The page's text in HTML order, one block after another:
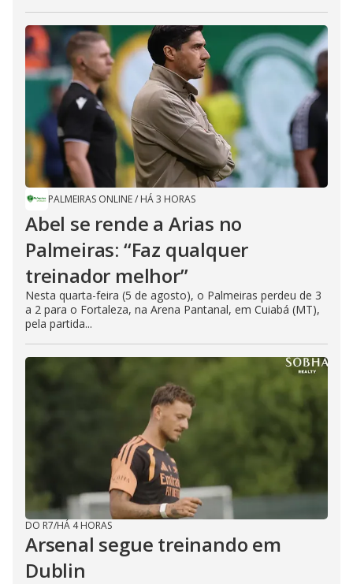
PALMEIRAS ONLINE/ HÁ 3 HORAS
Abel se rende a Arias no
Palmeiras: “Faz qualquer
treinador melhor”
Nesta quarta-feira (5 de agosto), o Palmeiras perdeu de 3
a 2 para o Fortaleza, na Arena Pantanal, em Cuiabá (MT),
pela partida...
DO R7/HÁ 4 HORAS
Arsenal segue treinando em
Dublin